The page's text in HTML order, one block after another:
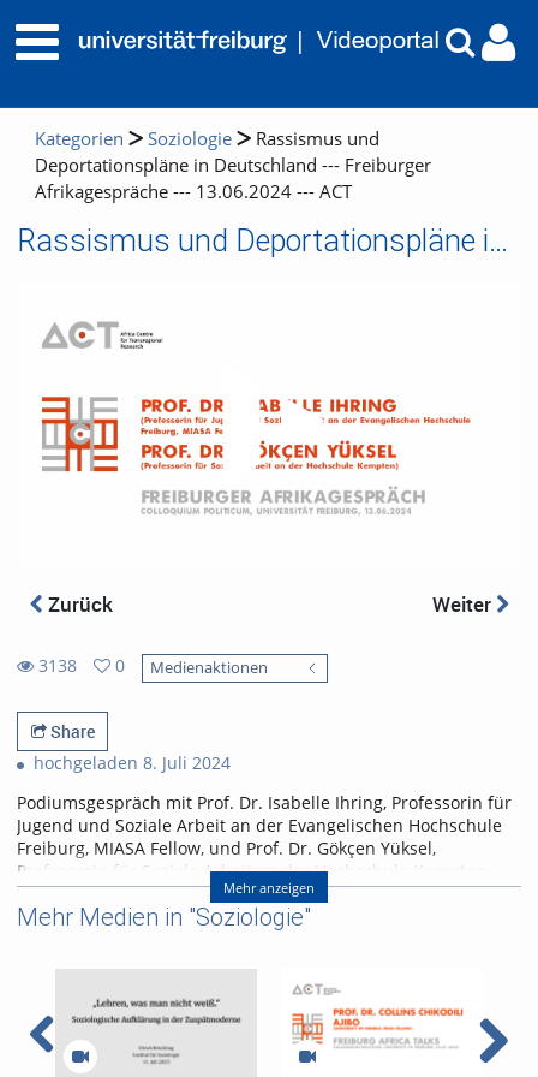
Kategorien Soziologie
Rassismus und
Deportationspläne in Deutschland --- Freiburger
Afrikagespräche --- 13.06.2024 --- ACT
Rassismus und Deportationspläne in Deutschland --- Freiburger Afrikagespräche --- 13.06.2024 --- ACT
Zurück Weiter
3138
views
0
favorites
Medienaktionen
Share
hochgeladen 8. Juli 2024
Podiumsgespräch mit Prof. Dr. Isabelle Ihring, Professorin für
Jugend und Soziale Arbeit an der Evangelischen Hochschule
Freiburg, MIASA Fellow, und Prof. Dr. Gökçen Yüksel,
Professorin für Soziale Arbeit an der Hochschule Kempten
Moderation: Prof. Dr. Andreas Mehler, Albert-Ludwigs-
Universität Freiburg
Eine Veranstaltung im Rahmen der Freiburger
Afrikagespräche, organisiert von ACT und dem Colloquium
Politicum
Mehr anzeigen
Mehr Medien in "Soziologie"